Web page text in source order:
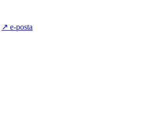
↗ e-posta